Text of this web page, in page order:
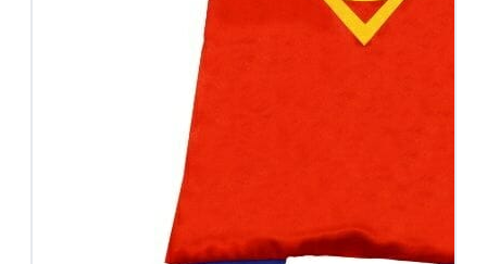
Superhelden
Halloween
Carnaval
Accessoires
Accessoires
overzicht
Prinsessen
schoenen
Prinsessen